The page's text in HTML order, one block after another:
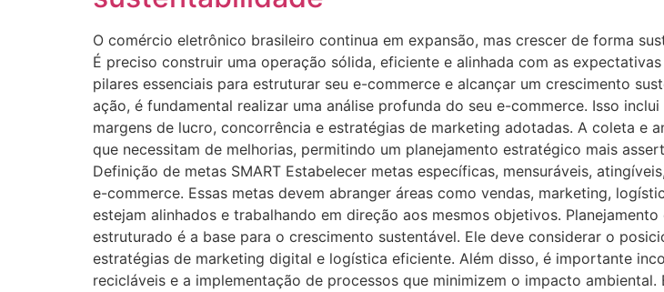
O comércio eletrônico brasileiro continua em expansão, mas crescer de forma
É preciso construir uma operação sólida, eficiente e alinhada com as
pilares essenciais para estruturar seu e-commerce e alcançar um crescimento
ação, é fundamental realizar uma análise profunda do seu e-commerce. Isso
margens de lucro, concorrência e estratégias de marketing adotadas. A coleta e
que necessitam de melhorias, permitindo um planejamento estratégico mais
Definição de metas SMART Estabelecer metas específicas, mensuráveis,
e-commerce. Essas metas devem abranger áreas como vendas, marketing,
estejam alinhados e trabalhando em direção aos mesmos objetivos.
estruturado é a base para o crescimento sustentável. Ele deve considerar o
estratégias de marketing digital e logística eficiente. Além disso, é importante
recicláveis e a implementação de processos que minimizem o impacto